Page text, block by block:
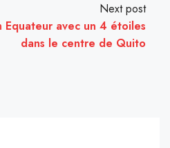
Next post
Equateur avec un 4 étoiles
dans le centre de Quito